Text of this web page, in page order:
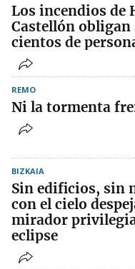
Los incendios de
Castellón obligan
cientos de
REMO
Ni la tormenta
BIZKAIA
Sin edificios, sin
con el cielo
mirador
eclipse